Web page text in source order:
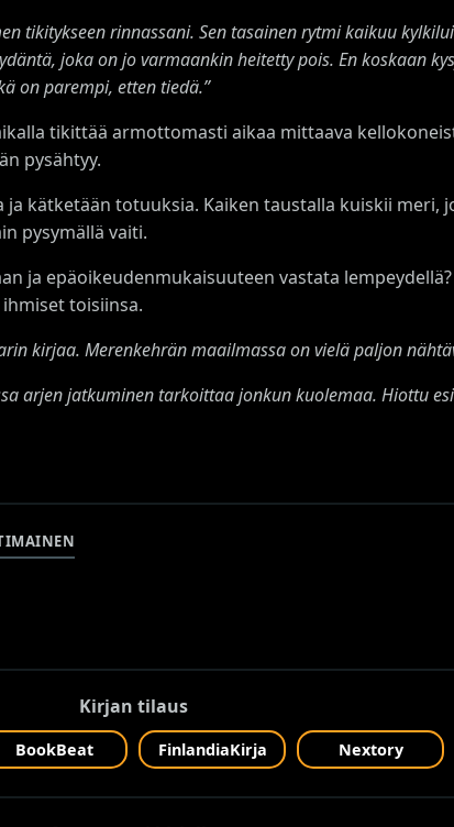
tikitykseen rinnassani. Sen tasainen rytmi kaikuu
joka on jo varmaankin heitetty pois. En koskaan
on parempi, etten tiedä.”
tikittää armottomasti aikaa mittaava
pysähtyy.
kätketään totuuksia. Kaiken taustalla kuiskii meri,
pysymällä vaiti.
ja epäoikeudenmukaisuuteen vastata lempeydellä?
toisiinsa.
kirjaa. Merenkehrän maailmassa on vielä paljon
arjen jatkuminen tarkoittaa jonkun kuolemaa. Hiottu
Kirjan tilaus
BookBeat FinlandiaKirja Nextory